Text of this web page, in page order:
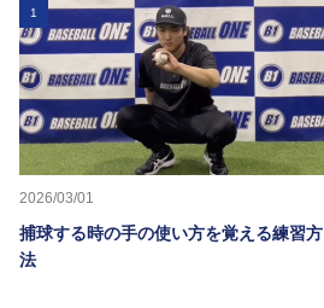
1
2026/03/01
捕球する時の手の使い方を覚える練習方
法